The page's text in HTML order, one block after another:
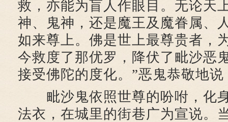
救，亦能为盲人作眼目。无论天
神、鬼神，还是魔王及魔眷属、
如来尊上。佛是世上最尊贵者，
今救度了那优罗，降伏了毗沙恶
接受佛陀的度化。”恶鬼恭敬地说
毗沙鬼依照世尊的吩咐，化
法衣，在城里的街巷广为宣说。